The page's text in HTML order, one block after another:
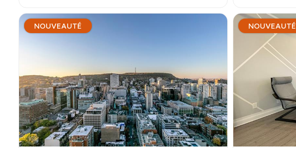
NOUVEAUTÉ NOUVEAUTÉ